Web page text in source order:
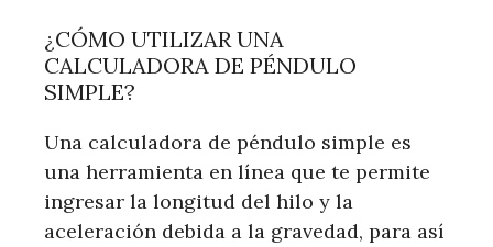
¿CÓMO UTILIZAR UNA
CALCULADORA DE PÉNDULO
SIMPLE?
Una calculadora de péndulo simple es
una herramienta en línea que te permite
ingresar la longitud del hilo y la
aceleración debida a la gravedad, para así